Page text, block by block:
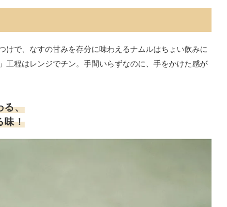
けで、なすの甘みを存分に味わえるナムルはちょい飲みに
工程はレンジでチン。手間いらずなのに、手をかけた感が
る、
味！